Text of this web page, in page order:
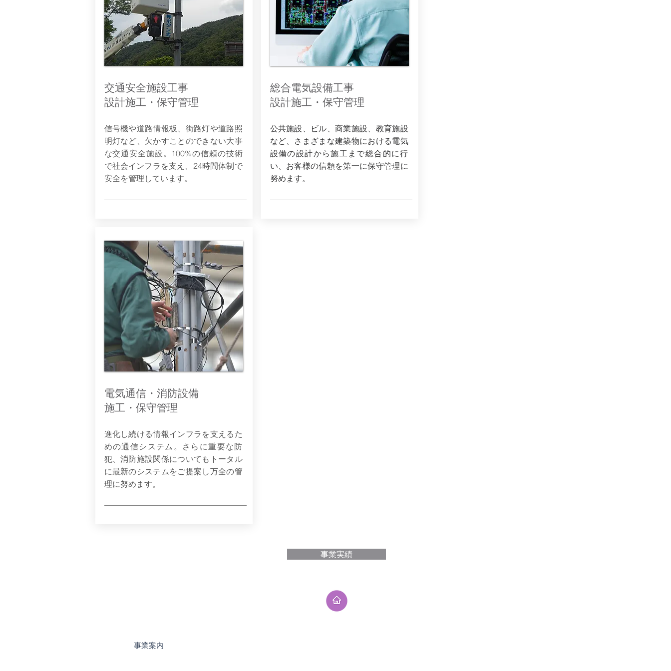
交通安全施設工事
設計施工・保守管理
信号機や道路情報板、街路灯や道路照
明灯など、欠かすことのできない大事
な交通安全施設。100%の信頼の技術
で社会インフラを支え、24時間体制で
安全を管理しています。
総合電気設備工事
設計施工・保守管理
公共施設、ビル、商業施設、教育施設
など、さまざまな建築物における電気
設備の設計から施工まで総合的に行
い、お客様の信頼を第一に保守管理に
努めます。
電気通信・消防設備
施工・保守管理
進化し続ける情報インフラを支えるた
めの通信システム。さらに重要な防
犯、消防施設関係についてもトータル
に最新のシステムをご提案し万全の管
理に努めます。
事業実績
事業案内